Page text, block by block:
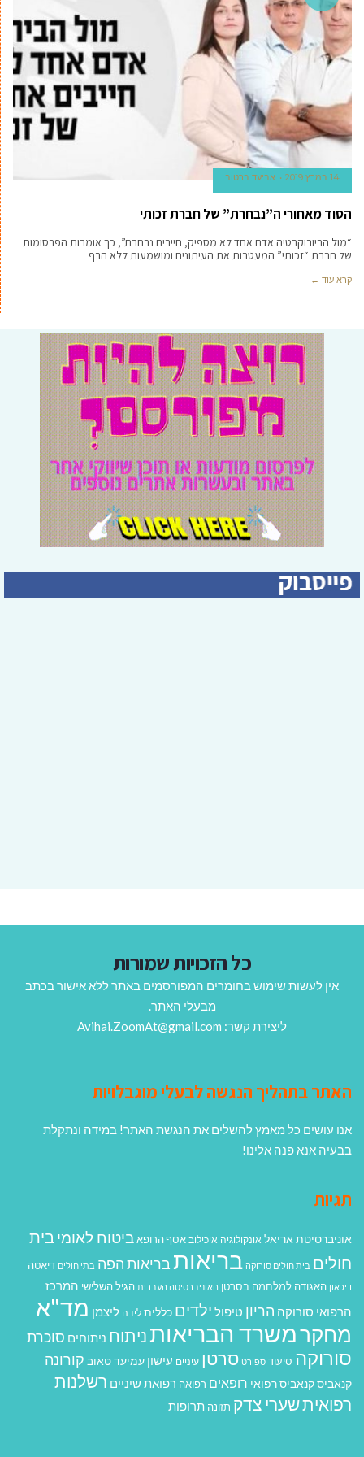
14 במרץ 2019 אביעד ברטוב
הסוד מאחורי ה”נבחרת” של חברת זכותי
“מול הביורוקרטיה אדם אחד לא מספיק, חייבים נבחרת”, כך אומרות הפרסומות
של חברת “זכותי” המעטרות את העיתונים ומושמעות ללא הרף
קרא עוד ←
כל הזכויות שמורות
אין לעשות שימוש בחומרים המפורסמים באתר ללא אישור בכתב
מבעלי האתר.
ליצירת קשר: Avihai.ZoomAt@gmail.com
האתר בתהליך הנגשה לבעלי מוגבלויות
אנו עושים כל מאמץ להשלים את הנגשת האתר! במידה ונתקלת
בבעיה אנא פנה אלינו!
תגיות
אוניברסיטת אריאל אונקולוגיה איכילוב אסף הרופא ביטוח לאומי בית
חולים בית חולים סורוקה בריאות בריאות הפה בתי חולים דיאטה
דיכאון האגודה למלחמה בסרטן האוניברסיטה העברית הגיל השלישי המרכז
הרפואי סורוקה הריון טיפול ילדים כללית לידה ליצמן מד"א
מחקרמשרד הבריאות ניתוח ניתוחים סוכרת
סורוקה סיעוד ספורט סרטן עיניים עישון עמיעד טאוב קורונה
קנאביסקנאביס רפואי רופאים רפואה רפואת שיניים רשלנות
רפואיתשערי צדק תזונה תרופות